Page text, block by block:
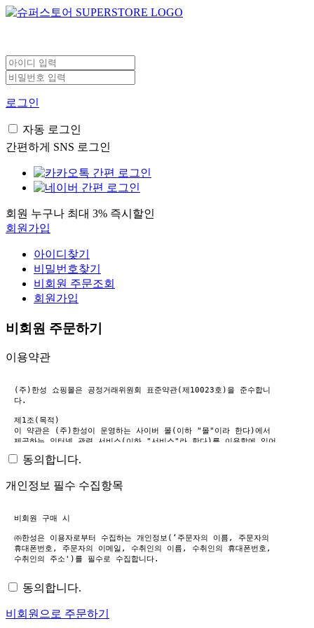
로그인
자동 로그인
간편하게 SNS 로그인
회원 누구나 최대 3% 즉시할인
회원가입
아이디찾기
비밀번호찾기
비회원 주문조회
회원가입
비회원 주문하기
이용약관
동의합니다.
개인정보 필수 수집항목
동의합니다.
비회원으로 주문하기